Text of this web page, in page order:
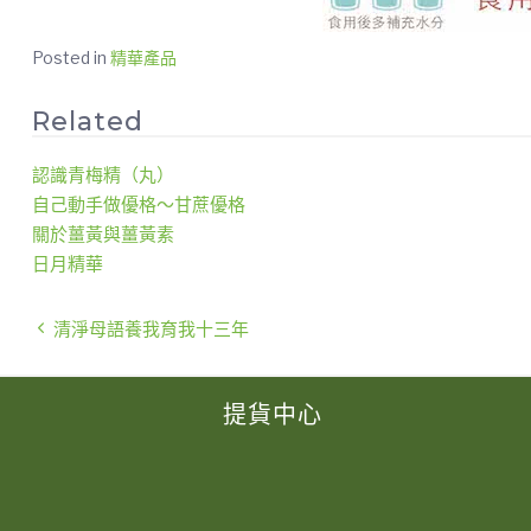
Posted in 精華產品
Related
認識青梅精（丸）
自己動手做優格～甘蔗優格
關於薑黃與薑黃素
日月精華
清淨母語養我育我十三年
提貨中心